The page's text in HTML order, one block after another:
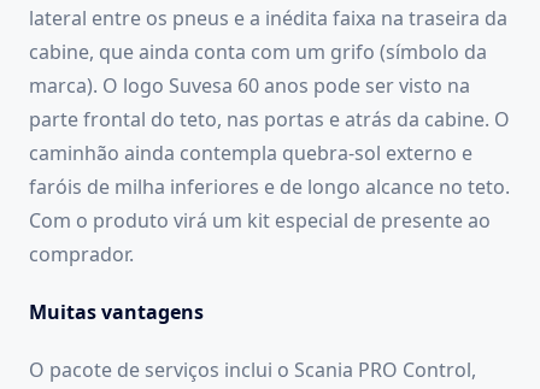
lateral entre os pneus e a inédita faixa na traseira da
cabine, que ainda conta com um grifo (símbolo da
marca). O logo Suvesa 60 anos pode ser visto na
parte frontal do teto, nas portas e atrás da cabine. O
caminhão ainda contempla quebra-sol externo e
faróis de milha inferiores e de longo alcance no teto.
Com o produto virá um kit especial de presente ao
comprador.
Muitas vantagens
O pacote de serviços inclui o Scania PRO Control,